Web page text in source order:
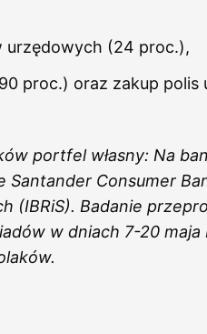
urzędowych (24 proc.),
proc.) oraz zakup polis
portfel własny: Na
Santander Consumer
(IBRiS). Badanie
w dniach 7-20